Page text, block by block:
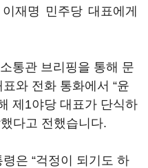
재명 민주당 대표에게
통관 브리핑을 통해 문
와 전화 통화에서 “윤
제1야당 대표가 단식하
다고 전했습니다.
은 “걱정이 되기도 하